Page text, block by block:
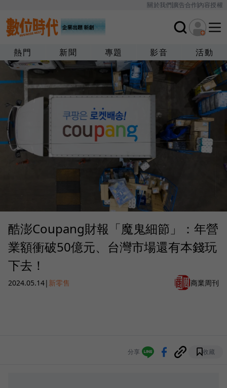
關於我們廣告合作內容授權
熱門 新聞 專題 影音 活動
酷澎Coupang財報「魔鬼細節」：年營
業額衝破50億元、台灣市場還有本錢玩
下去！
2024.05.14| 新零售 商業周刊
分享 收藏